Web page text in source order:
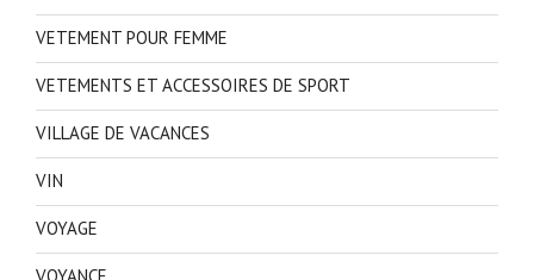
VETEMENT POUR FEMME
VETEMENTS ET ACCESSOIRES DE SPORT
VILLAGE DE VACANCES
VIN
VOYAGE